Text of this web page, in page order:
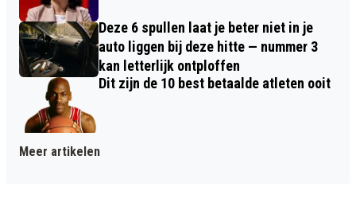
Deze 6 spullen laat je beter niet in je
auto liggen bij deze hitte — nummer 3
kan letterlijk ontploffen
Dit zijn de 10 best betaalde atleten ooit
Meer artikelen